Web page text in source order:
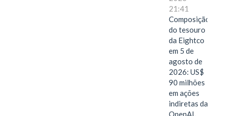
21:41
Composição
do tesouro
da Eightco
em 5 de
agosto de
2026: US$
90 milhões
em ações
indiretas da
OpenAI,